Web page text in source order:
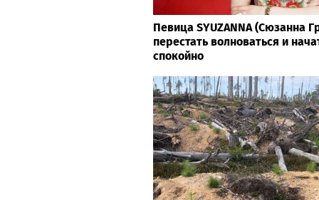
Певица SYUZANNA (Сюзанна
перестать волноваться и
спокойно